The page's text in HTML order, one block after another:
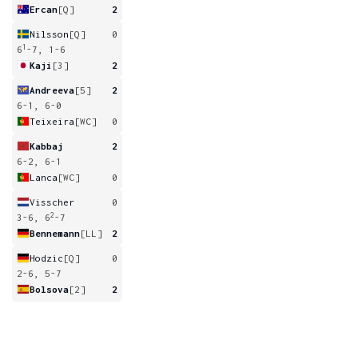
Ercan[Q] 2
Nilsson [Q]
0
6 1 -7, 1-6
Kaji [3] 2
Andreeva[5]
2
6-1, 6-0
Teixeira [WC] 0
Kabbaj
2
6-2, 6-1
Lanca [WC] 0
Visscher
0
3-6, 62 -7
Bennemann[LL] 2
Hodzic [Q]
0
2-6, 5-7
Bolsova[2] 2